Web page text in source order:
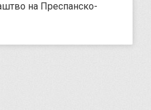
на Преспанско-